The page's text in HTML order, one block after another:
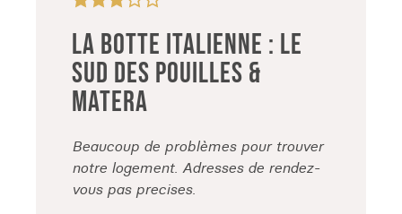
LA BOTTE ITALIENNE : LE
SUD DES POUILLES &
MATERA
Beaucoup de problèmes pour trouver
notre logement. Adresses de rendez-
vous pas precises.